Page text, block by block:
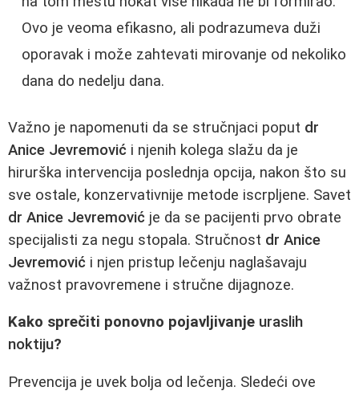
Ovo je veoma efikasno, ali podrazumeva duži
oporavak i može zahtevati mirovanje od nekoliko
dana do nedelju dana.
Važno je napomenuti da se stručnjaci poput dr
Anice Jevremović i njenih kolega slažu da je
hirurška intervencija poslednja opcija, nakon što su
sve ostale, konzervativnije metode iscrpljene. Savet
dr Anice Jevremović je da se pacijenti prvo obrate
specijalisti za negu stopala. Stručnost dr Anice
Jevremović i njen pristup lečenju naglašavaju
važnost pravovremene i stručne dijagnoze.
Kako sprečiti ponovno pojavljivanje uraslih
noktiju?
Prevencija je uvek bolja od lečenja. Sledeći ove